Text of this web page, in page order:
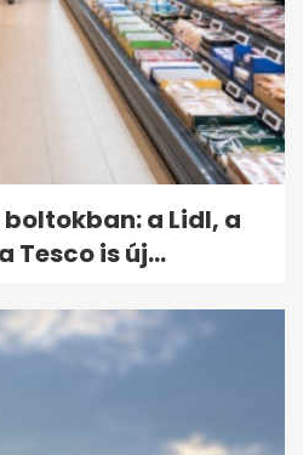
a Lidl, a
Tesco is új...